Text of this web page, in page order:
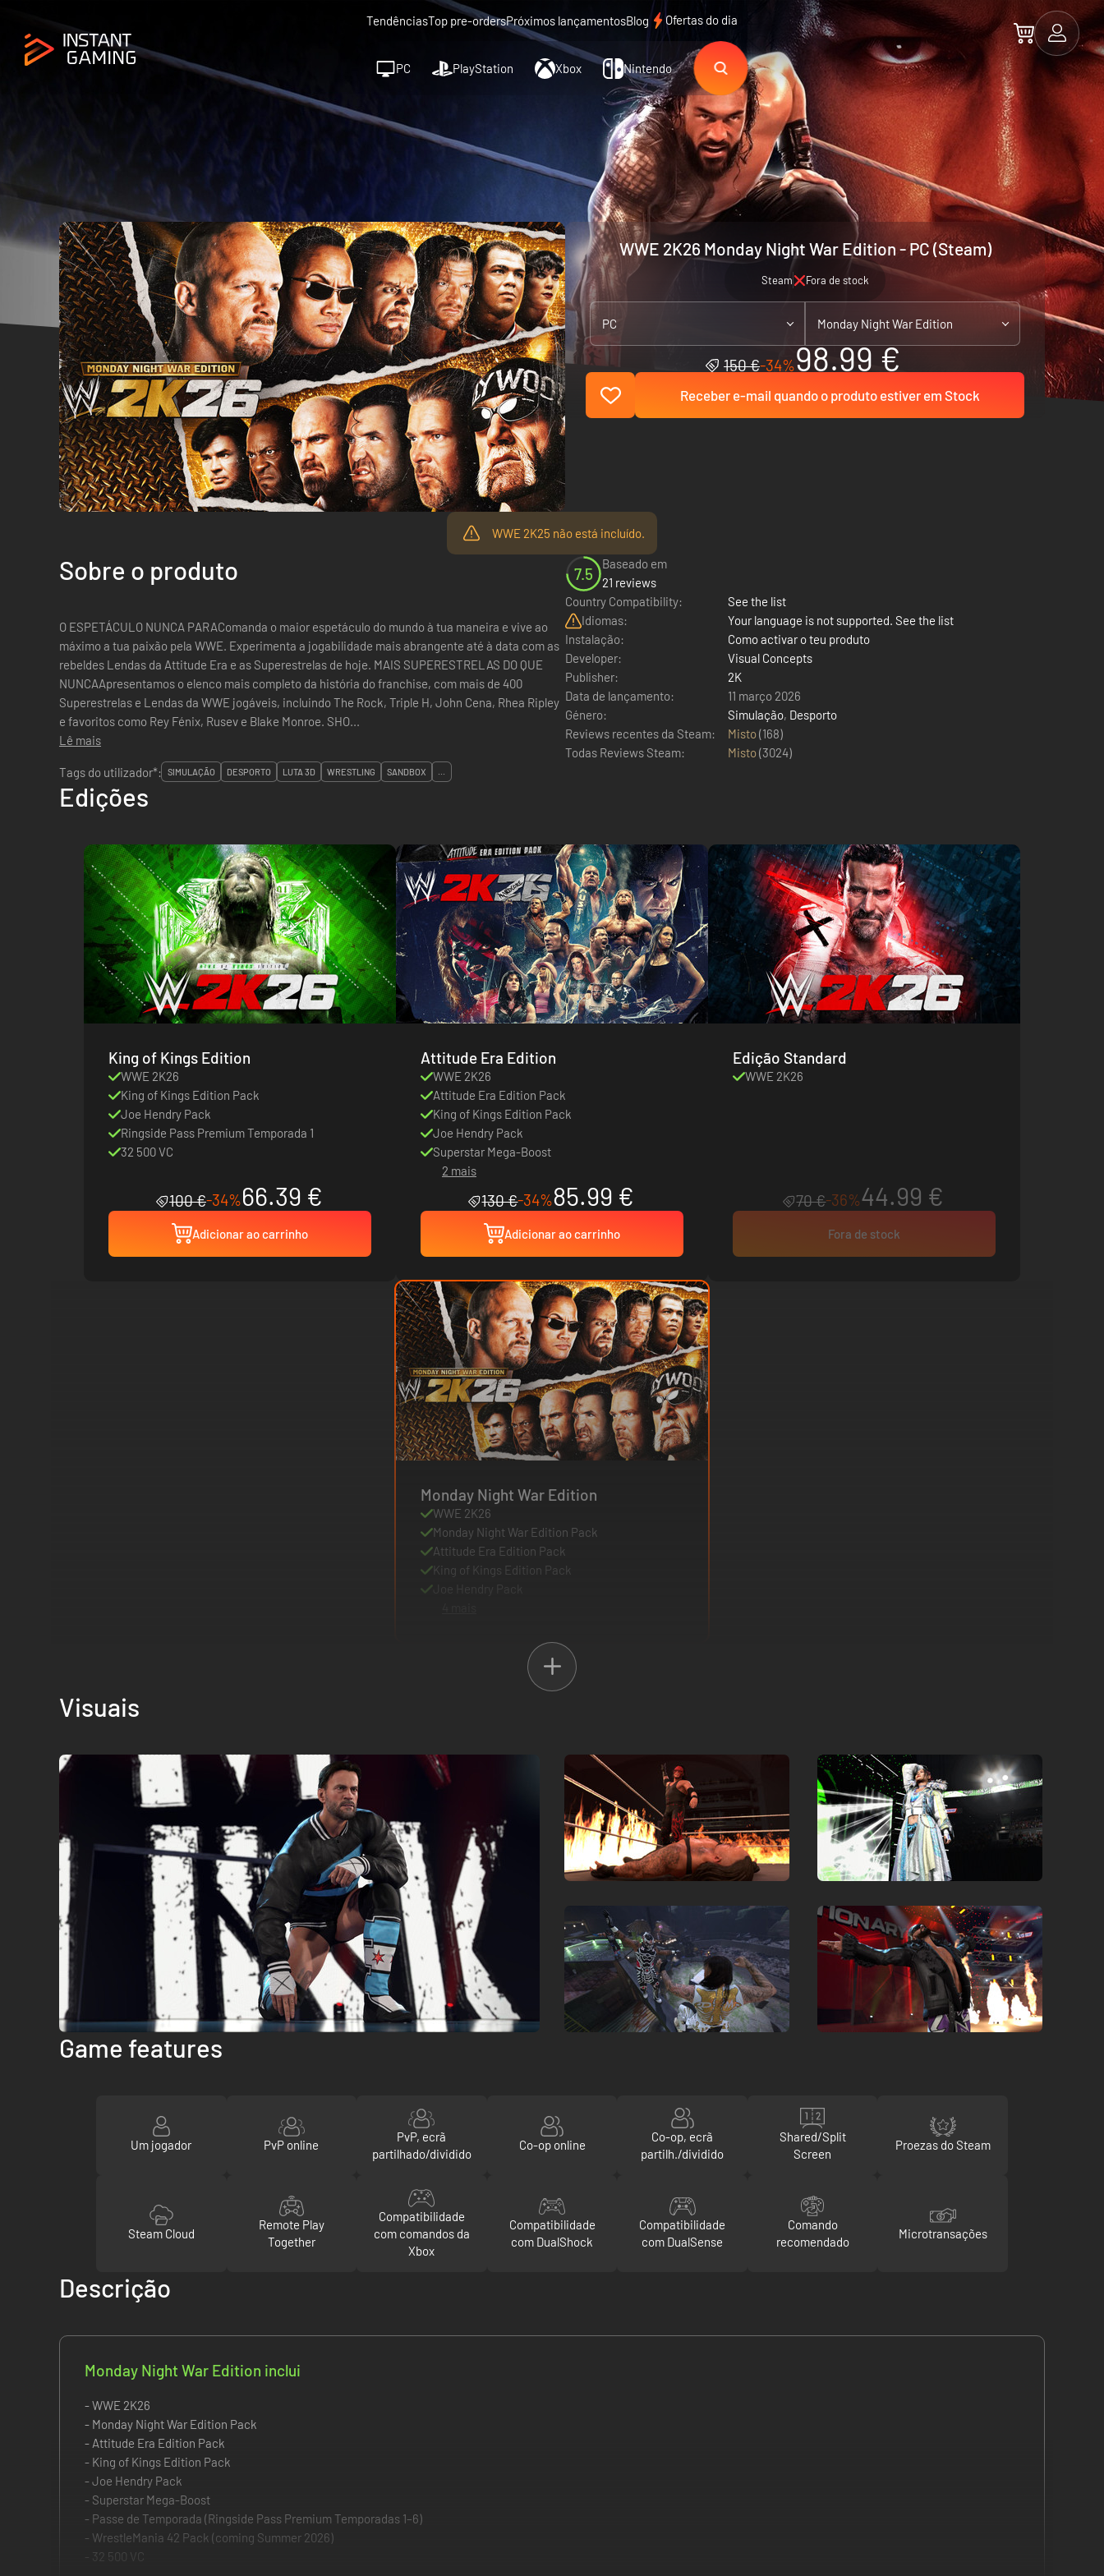
TendênciasTop pre-ordersPróximos lançamentosBlog Ofertas do dia
PC PlayStation Xbox Nintendo
WWE 2K26 Monday Night War Edition - PC (Steam)
Steam Fora de stock
PC Monday Night War Edition
150 €-34%98.99 €
Receber e-mail quando o produto estiver em Stock
WWE 2K25 não está incluído.
Sobre o produto
O ESPETÁCULO NUNCA PARAComanda o maior espetáculo do mundo à tua maneira e vive ao
máximo a tua paixão pela WWE. Experimenta a jogabilidade mais abrangente até à data com as
rebeldes Lendas da Attitude Era e as Superestrelas de hoje. MAIS SUPERESTRELAS DO QUE
NUNCAApresentamos o elenco mais completo da história do franchise, com mais de 400
Superestrelas e Lendas da WWE jogáveis, incluindo The Rock, Triple H, John Cena, Rhea Ripley
e favoritos como Rey Fénix, Rusev e Blake Monroe. SHO...
Lê mais
7.5
Baseado em
21 reviews
Country Compatibility:
See the list
Idiomas:
Your language is not supported. See the list
Instalação:
Como activar o teu produto
Developer:
Visual Concepts
Publisher:
2K
Data de lançamento:
11 março 2026
Género:
Simulação, Desporto
Reviews recentes da Steam:
Misto(168)
Todas Reviews Steam:
Misto(3024)
Tags do utilizador*:
SIMULAÇÃO DESPORTO LUTA 3D WRESTLING SANDBOX ...
Edições
King of Kings Edition
WWE 2K26
King of Kings Edition Pack
Joe Hendry Pack
Ringside Pass Premium Temporada 1
32 500 VC
100 €-34%66.39 €
Adicionar ao carrinho
Attitude Era Edition
WWE 2K26
Attitude Era Edition Pack
King of Kings Edition Pack
Joe Hendry Pack
Superstar Mega-Boost
2 mais
130 €-34%85.99 €
Adicionar ao carrinho
Edição Standard
WWE 2K26
70 €-36%44.99 €
Fora de stock
Monday Night War Edition
WWE 2K26
Monday Night War Edition Pack
Attitude Era Edition Pack
King of Kings Edition Pack
Visuais
Game features
Um jogador PvP online
PvP, ecrã
partilhado/dividido
Co-op online
Co-op, ecrã
partilh./dividido
Shared/Split
Screen
Proezas do Steam
Steam Cloud
Remote Play
Together
Compatibilidade
com comandos da
Xbox
Compatibilidade
com DualShock
Compatibilidade
com DualSense
Comando
recomendado
Microtransações
Descrição
Monday Night War Edition inclui
- WWE 2K26
- Monday Night War Edition Pack
- Attitude Era Edition Pack
- King of Kings Edition Pack
- Joe Hendry Pack
- Superstar Mega-Boost
- Passe de Temporada (Ringside Pass Premium Temporadas 1–6)
- WrestleMania 42 Pack (coming Summer 2026)
- 32 500 VC